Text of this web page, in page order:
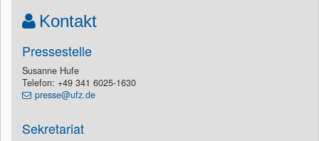
Kontakt
Pressestelle
Susanne Hufe
Telefon: +49 341 6025-1630
presse@ufz.de
Sekretariat